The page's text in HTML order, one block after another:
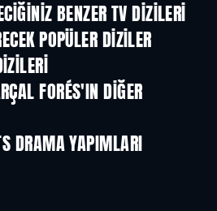
BENZER TV DIZILERI
TV
POPÜLER DIZILER
TV
FORÉS'IN DIĞER
DRAMA YAPIMLARI